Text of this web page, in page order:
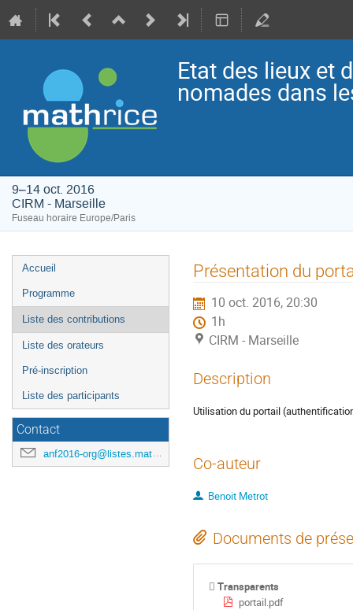
Etat des lieux et
nomades dans
9–14 oct. 2016
CIRM - Marseille
Fuseau horaire Europe/Paris
Menu
de
l'événement
Accueil
Programme
Liste des contributions
Liste des orateurs
Pré-inscription
Liste des participants
Contact
anf2016-org@listes.mathrice.fr
Présentation du
10 oct. 2016, 20:30
1h
CIRM - Marseille
Description
Utilisation du portail
Co-auteur
Benoit Metrot
Documents de
Transparents
portail.pdf